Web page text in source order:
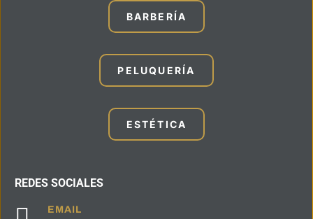
BARBERÍA
PELUQUERÍA
ESTÉTICA
REDES SOCIALES
EMAIL